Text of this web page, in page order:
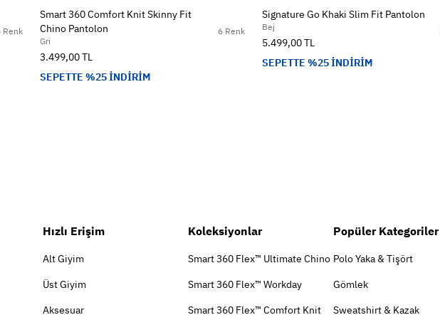
Renk 6 Renk
Smart 360 Comfort Knit Skinny Fit
Chino Pantolon
Gri
3.499,00 TL
SEPETTE %25 İNDİRİM
Signature Go Khaki Slim Fit Pantolon
Bej
5.499,00 TL
SEPETTE %25 İNDİRİM
Hızlı Erişim
Alt Giyim
Üst Giyim
Aksesuar
Koleksiyonlar
Smart 360 Flex™ Ultimate Chino
Smart 360 Flex™ Workday
Smart 360 Flex™ Comfort Knit
Popüler Kategoriler
Polo Yaka & Tişört
Gömlek
Sweatshirt & Kazak